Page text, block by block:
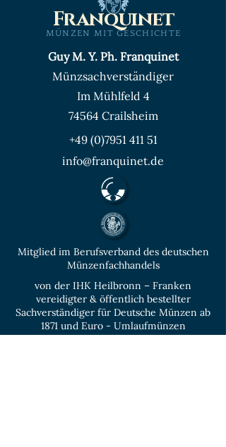
MÜNZEN MIT GESCHICHTE
Franquinet
Guy M. Y. Ph. Franquinet
Münzsachverständiger
Im Mühlfeld 4
74564 Crailsheim
+49 (0)7951 411 51
info@franquinet.de
Mitglied im Berufsverband des deutschen
Münzenfachhandels
von der IHK Heilbronn – Franken
vereidigter & öffentlich bestellter
Sachverständiger für Deutsche Münzen ab
1871 und Euro - Umlaufmünzen